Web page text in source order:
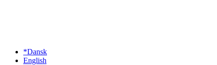
*Dansk
English